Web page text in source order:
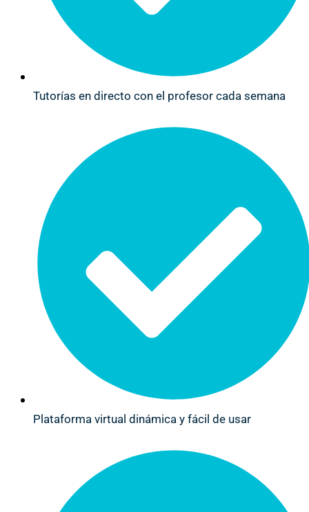
Tutorías en directo con el profesor cada semana
Plataforma virtual dinámica y fácil de usar